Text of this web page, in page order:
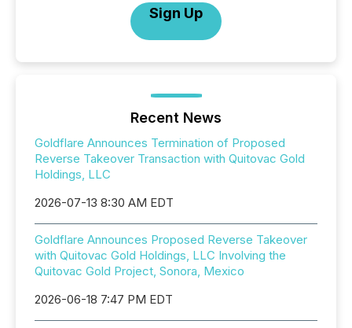
Sign Up
Recent News
Goldflare Announces Termination of Proposed
Reverse Takeover Transaction with Quitovac Gold
Holdings, LLC
2026-07-13 8:30 AM EDT
Goldflare Announces Proposed Reverse Takeover
with Quitovac Gold Holdings, LLC Involving the
Quitovac Gold Project, Sonora, Mexico
2026-06-18 7:47 PM EDT